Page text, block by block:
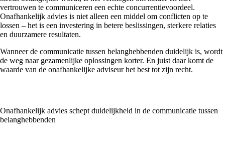
vertrouwen te communiceren een echte concurrentievoordeel.
Onafhankelijk advies is niet alleen een middel om conflicten op te
lossen – het is een investering in betere beslissingen, sterkere relaties
en duurzamere resultaten.
Wanneer de communicatie tussen belanghebbenden duidelijk is, wordt
de weg naar gezamenlijke oplossingen korter. En juist daar komt de
waarde van de onafhankelijke adviseur het best tot zijn recht.
Onafhankelijk advies schept duidelijkheid in de communicatie tussen
belanghebbenden